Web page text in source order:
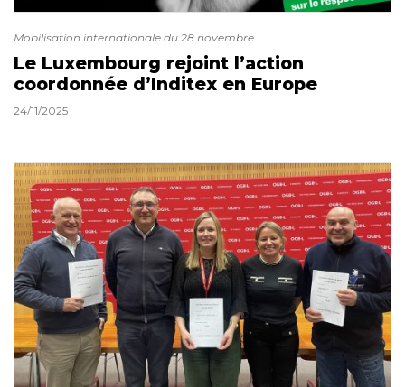
Mobilisation internationale du 28 novembre
Le Luxembourg rejoint l’action
coordonnée d’Inditex en Europe
24/11/2025